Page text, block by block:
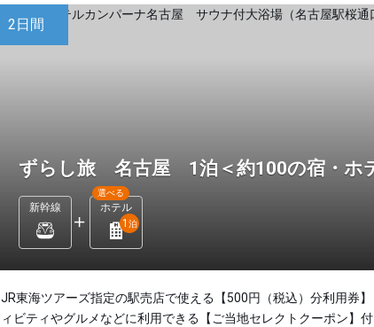
2日間
ずらし旅 名古屋 1泊＜約100の宿・ホ
新幹線 ホテル
選べる
1 泊
JR東海ツアーズ指定の駅売店で使える【500円（税込）分利用券
ィビティやグルメなどに利用できる【ご当地セレクトクーポン】付